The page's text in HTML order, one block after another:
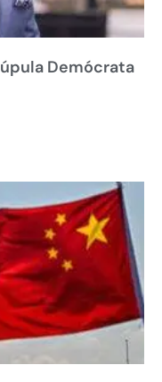
Demócrata